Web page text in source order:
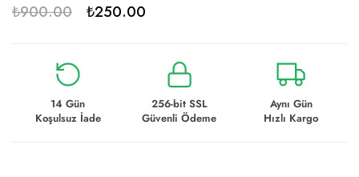
₺900.00 ₺250.00
14 Gün
Koşulsuz İade
256-bit SSL
Güvenli Ödeme
Aynı Gün
Hızlı Kargo